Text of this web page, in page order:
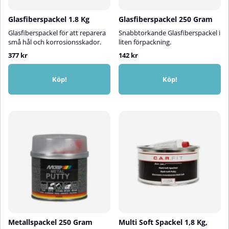
Glasfiberspackel 1.8 Kg
Glasfiberspackel för att reparera
små hål och korrosionsskador.
377 kr
Köp!
Glasfiberspackel 250 Gram
Snabbtorkande Glasfiberspackel i
liten förpackning.
142 kr
Köp!
Metallspackel 250 Gram
Multi Soft Spackel 1,8 Kg,